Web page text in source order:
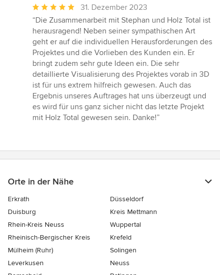
Durchschnittliche
Bewertung:
5
von
5
Sternen
31. Dezember 2023
“Die Zusammenarbeit mit Stephan und Holz Total ist
herausragend! Neben seiner sympathischen Art
geht er auf die individuellen Herausforderungen des
Projektes und die Vorlieben des Kunden ein. Er
bringt zudem sehr gute Ideen ein. Die sehr
detaillierte Visualisierung des Projektes vorab in 3D
ist für uns extrem hilfreich gewesen. Auch das
Ergebnis unseres Auftrages hat uns überzeugt und
es wird für uns ganz sicher nicht das letzte Projekt
mit Holz Total gewesen sein. Danke!”
Orte in der Nähe
Erkrath
Düsseldorf
Duisburg
Kreis Mettmann
Rhein-Kreis Neuss
Wuppertal
Rheinisch-Bergischer Kreis
Krefeld
Mülheim (Ruhr)
Solingen
Leverkusen
Neuss